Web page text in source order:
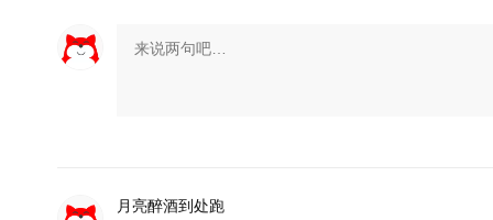
月亮醉酒到处跑